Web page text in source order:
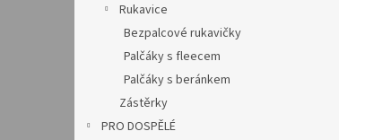
Rukavice
Bezpalcové rukavičky
Palčáky s fleecem
Palčáky s beránkem
Zástěrky
PRO DOSPĚLÉ